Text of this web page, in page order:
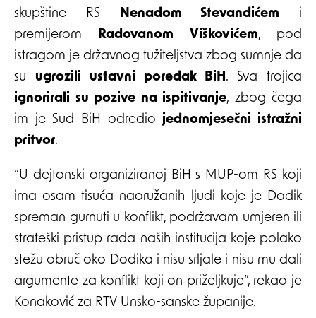
skupštine RS
Nenadom Stevandićem i
premijerom
Radovanom Viškovićem, pod
istragom je državnog tužiteljstva zbog sumnje da
su ugrozili ustavni poredak BiH . Sva trojica
ignorirali su pozive na ispitivanje, zbog čega
im je Sud BiH odredio jednomjesečni istražni
pritvor.
“U dejtonski organiziranoj BiH s MUP-om RS koji
ima osam tisuća naoružanih ljudi koje je Dodik
spreman gurnuti u konflikt, podržavam umjeren ili
strateški pristup rada naših institucija koje polako
stežu obruč oko Dodika i nisu srljale i nisu mu dali
argumente za konflikt koji on priželjkuje”, rekao je
Konaković za RTV Unsko-sanske županije.